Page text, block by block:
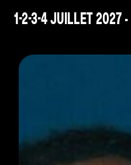
1-2-3-4 JUILLET 2027 -